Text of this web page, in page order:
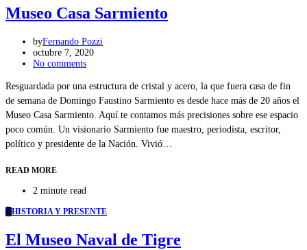
Museo Casa Sarmiento
byFernando Pozzi
octubre 7, 2020
No comments
Resguardada por una estructura de cristal y acero, la que fuera casa de fin
de semana de Domingo Faustino Sarmiento es desde hace más de 20 años el
Museo Casa Sarmiento. Aquí te contamos más precisiones sobre ese espacio
poco común. Un visionario Sarmiento fue maestro, periodista, escritor,
político y presidente de la Nación. Vivió…
READ MORE
2 minute read
HHISTORIA Y PRESENTE
El Museo Naval de Tigre